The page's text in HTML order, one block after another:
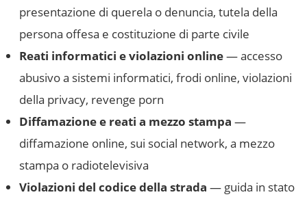
presentazione di querela o denuncia, tutela della
persona offesa e costituzione di parte civile
Reati informatici e violazioni online— accesso
abusivo a sistemi informatici, frodi online, violazioni
della privacy, revenge porn
Diffamazione e reati a mezzo stampa —
diffamazione online, sui social network, a mezzo
stampa o radiotelevisiva
Violazioni del codice della strada — guida in stato